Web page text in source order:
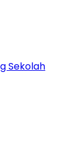
Sekolah